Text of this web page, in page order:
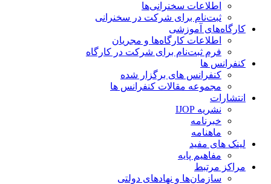
اطلاعات سخنرانی‌‌ها
ثبت‌نام برای شرکت در سخنرانی
کارگاه‌های آموزشی
اطلاعات کارگاه‌ها و مجریان
فرم ثبت‌نام برای شرکت در کارگاه
کنفرانس ها
کنفرانس های برگزار شده
مجموعه مقالات کنفرانس ها
انتشارات
نشریه IJOP
خبرنامه
ماهنامه
لینک های مفید
مفاهیم پایه
مراکز مرتبط
سازمان‌ها و نهادهای دولتی